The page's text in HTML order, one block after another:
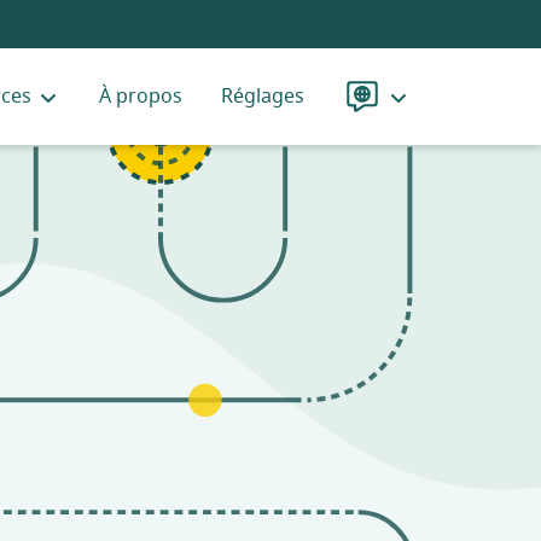
À propos Réglages
Langue